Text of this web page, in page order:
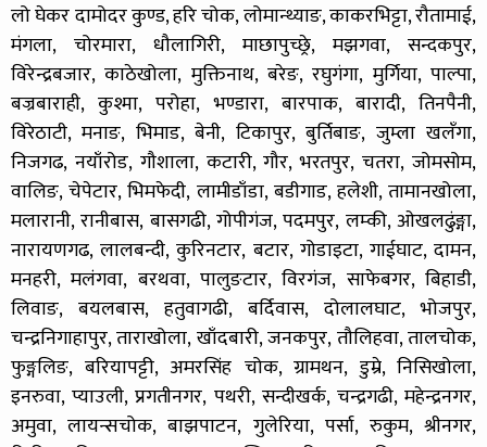
लो घेकर दामोदर कुण्ड, हरि चोक, लोमान्थ्याङ, काकरभिट्टा, रौतामाई,
मंगला, चोरमारा, धौलागिरी, माछापुच्छ्रे, मझगवा, सन्दकपुर,
विरेन्द्रबजार, काठेखोला, मुक्तिनाथ, बरेङ, रघुगंगा, मुर्गिया, पाल्पा,
बज्रबाराही, कुश्मा, परोहा, भण्डारा, बारपाक, बारादी, तिनपैनी,
विरेठाटी, मनाङ, भिमाड, बेनी, टिकापुर, बुर्तिबाङ, जुम्ला खलँगा,
निजगढ, नयाँरोड, गौशाला, कटारी, गौर, भरतपुर, चतरा, जोमसोम,
वालिङ, चेपेटार, भिमफेदी, लामीडाँडा, बडीगाड, हलेशी, तामानखोला,
मलारानी, रानीबास, बासगढी, गोपीगंज, पदमपुर, लम्की, ओखलढुंङ्गा,
नारायणगढ, लालबन्दी, कुरिनटार, बटार, गोडाइटा, गाईघाट, दामन,
मनहरी, मलंगवा, बरथवा, पालुङटार, विरगंज, साफेबगर, बिहाडी,
लिवाङ, बयलबास, हतुवागढी, बर्दिवास, दोलालघाट, भोजपुर,
चन्द्रनिगाहापुर, ताराखोला, खाँदबारी, जनकपुर, तौलिहवा, तालचोक,
फुङ्गलिङ, बरियापट्टी, अमरसिंह चोक, ग्रामथन, डुम्रे, निसिखोला,
इनरुवा, प्याउली, प्रगतीनगर, पथरी, सन्दीखर्क, चन्द्रगढी, महेन्द्रनगर,
अमुवा, लायन्सचोक, बाझपाटन, गुलेरिया, पर्सा, रुकुम, श्रीनगर,